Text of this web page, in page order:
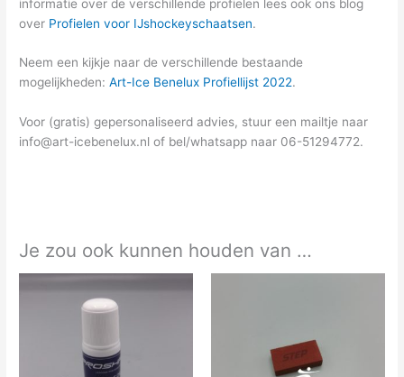
informatie over de verschillende profielen lees ook ons blog
over Profielen voor IJshockeyschaatsen.
Neem een kijkje naar de verschillende bestaande
mogelijkheden:Art-Ice Benelux Profiellijst 2022.
Voor (gratis) gepersonaliseerd advies, stuur een mailtje naar
info@art-icebenelux.nl of bel/whatsapp naar 06-51294772.
Je zou ook kunnen houden van …